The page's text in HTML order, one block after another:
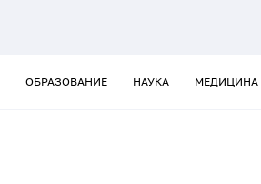
ОБРАЗОВАНИЕ НАУКА МЕДИЦИНА